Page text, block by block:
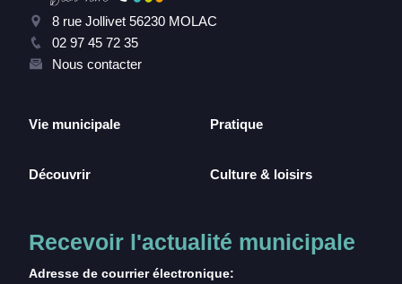
8 rue Jollivet 56230 MOLAC
02 97 45 72 35
Nous contacter
Vie municipale
Découvrir
Pratique
Culture & loisirs
Recevoir l'actualité municipale
Adresse de courrier électronique: